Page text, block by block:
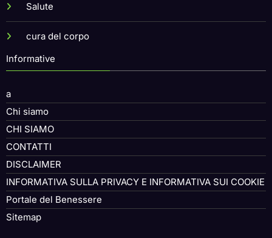
Salute
cura del corpo
Informative
a
Chi siamo
CHI SIAMO
CONTATTI
DISCLAIMER
INFORMATIVA SULLA PRIVACY E INFORMATIVA SUI COOKIE
Portale del Benessere
Sitemap